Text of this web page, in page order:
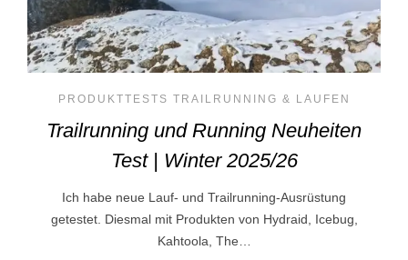
PRODUKTTESTS TRAILRUNNING & LAUFEN
Trailrunning und Running Neuheiten
Test | Winter 2025/26
Ich habe neue Lauf- und Trailrunning-Ausrüstung
getestet. Diesmal mit Produkten von Hydraid, Icebug,
Kahtoola, The…